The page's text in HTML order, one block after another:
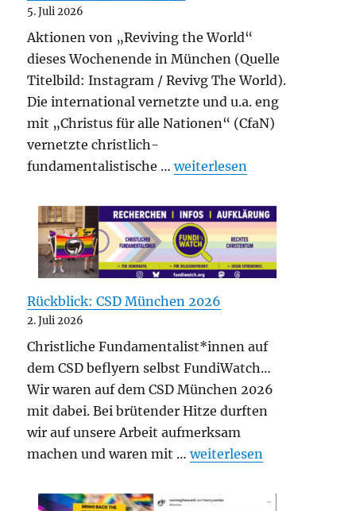
5. Juli 2026
Aktionen von „Reviving the World“
dieses Wochenende in München (Quelle
Titelbild: Instagram / Revivg The World).
Die international vernetzte und u.a. eng
mit „Christus für alle Nationen“ (CfaN)
vernetzte christlich-
fundamentalistische …„„Jesus Army is rising up““
weiterlesen
Rückblick: CSD München 2026
2. Juli 2026
Christliche Fundamentalist*innen auf
dem CSD beflyern selbst FundiWatch…
Wir waren auf dem CSD München 2026
mit dabei. Bei brütender Hitze durften
wir auf unsere Arbeit aufmerksam
machen und waren mit …„Rückblick: CSD
weiterlesen